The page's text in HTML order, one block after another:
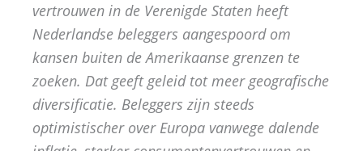
vertrouwen in de Verenigde Staten heeft
Nederlandse beleggers aangespoord om
kansen buiten de Amerikaanse grenzen te
zoeken. Dat geeft geleid tot meer geografische
diversificatie. Beleggers zijn steeds
optimistischer over Europa vanwege dalende